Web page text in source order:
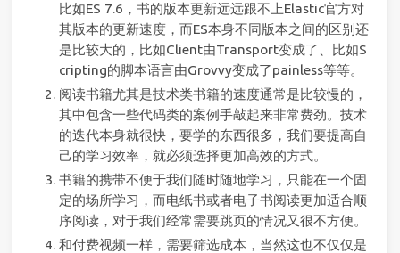
比如ES 7.6，书的版本更新远远跟不上Elastic官方对
其版本的更新速度，而ES本身不同版本之间的区别还
是比较大的，比如Client由Transport变成了、比如S
cripting的脚本语言由Grovvy变成了painless等等。
阅读书籍尤其是技术类书籍的速度通常是比较慢的，
其中包含一些代码类的案例手敲起来非常费劲。技术
的迭代本身就很快，要学的东西很多，我们要提高自
己的学习效率，就必须选择更加高效的方式。
书籍的携带不便于我们随时随地学习，只能在一个固
定的场所学习，而电纸书或者电子书阅读更加适合顺
序阅读，对于我们经常需要跳页的情况又很不方便。
和付费视频一样，需要筛选成本，当然这也不仅仅是